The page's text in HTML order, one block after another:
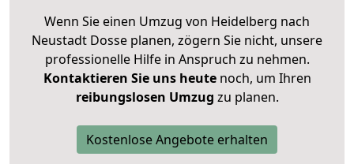
Wenn Sie einen Umzug von Heidelberg nach
Neustadt Dosse planen, zögern Sie nicht, unsere
professionelle Hilfe in Anspruch zu nehmen.
Kontaktieren Sie uns heutenoch, um Ihren
reibungslosen Umzug zu planen.
Kostenlose Angebote erhalten